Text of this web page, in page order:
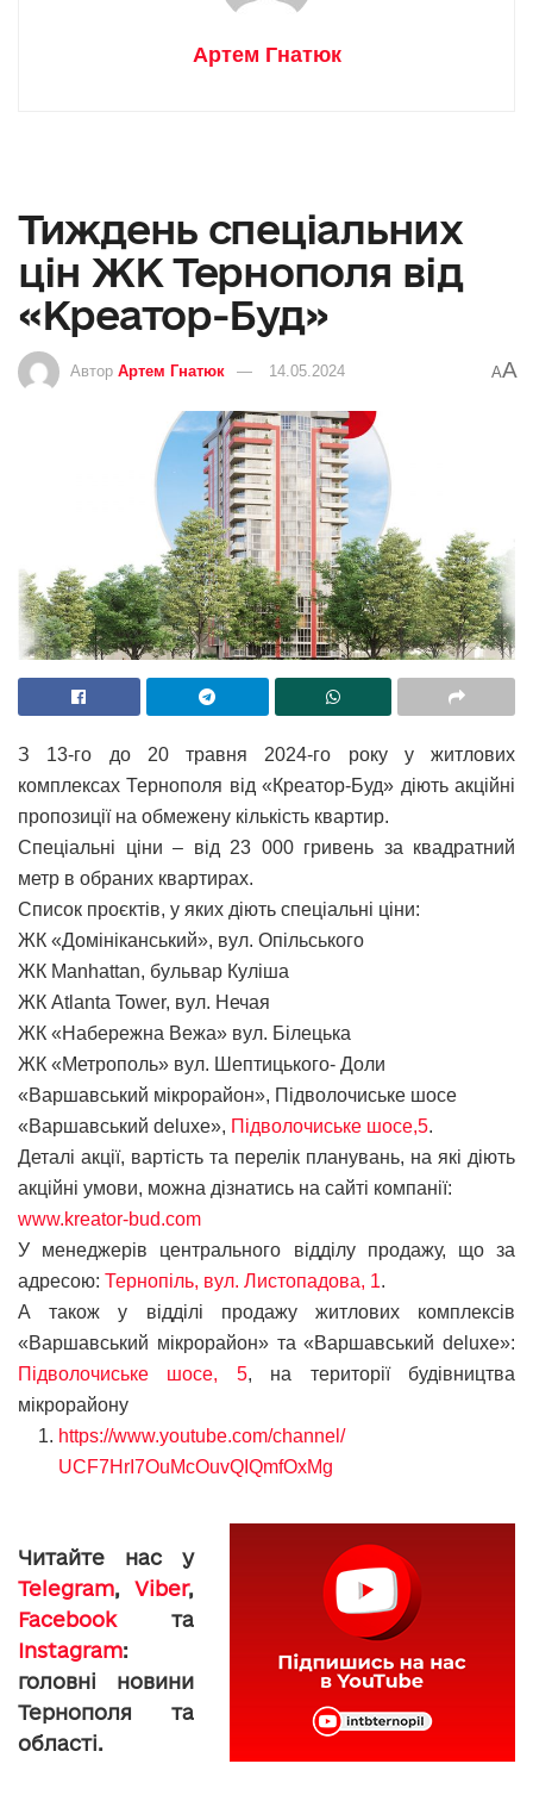
Артем Гнатюк
Тиждень спеціальних
цін ЖК Тернополя від
«Креатор-Буд»
Автор Артем Гнатюк 14.05.2024 AA
З 13-го до 20 травня 2024-го року у житлових
комплексах Тернополя від «Креатор-Буд» діють акційні
пропозиції на обмежену кількість квартир.
Спеціальні ціни – від 23 000 гривень за квадратний
метр в обраних квартирах.
Список проєктів, у яких діють спеціальні ціни:
ЖК «Домініканський», вул. Опільського
ЖК Manhattan, бульвар Куліша
ЖК Atlanta Tower, вул. Нечая
ЖК «Набережна Вежа» вул. Білецька
ЖК «Метрополь» вул. Шептицького- Доли
«Варшавський мікрорайон», Підволочиське шосе
«Варшавський deluxe», Підволочиське шосе,5.
Деталі акції, вартість та перелік планувань, на які діють
акційні умови, можна дізнатись на сайті компанії:
www.kreator-bud.com
У менеджерів центрального відділу продажу, що за
адресою: Тернопіль, вул. Листопадова, 1.
А також у відділі продажу житлових комплексів
«Варшавський мікрорайон» та «Варшавський deluxe»:
Підволочиське шосе, 5, на території будівництва
мікрорайону
https://www.youtube.com/channel/
UCF7HrI7OuMcOuvQIQmfOxMg
Читайте нас у
Telegram, Viber,
Facebookта
Instagram:
головні новини
Тернополя та
області.